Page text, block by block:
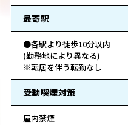
最寄駅
●各駅より徒歩10分以内
(勤務地により異なる)
※転居を伴う転勤なし
受動喫煙対策
屋内禁煙